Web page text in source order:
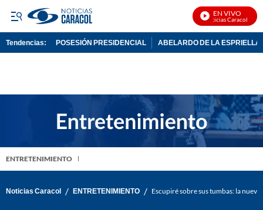
EN VIVO
Noticias Caracol En
Tendencias: POSESIÓN PRESIDENCIAL ABELARDO DE LA ESPRIELLA
ENTRETENIMIENTO
Noticias Caracol / ENTRETENIMIENTO / Escupiré sobre sus tumbas: la